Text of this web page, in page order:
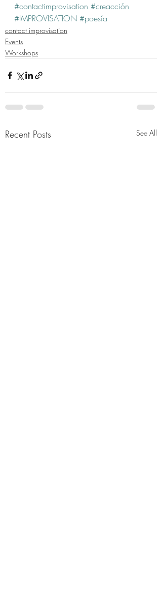
#contactimprovisation #creacción
#IMPROVISATION #poesía
contact improvisation
Events
Workshops
Recent Posts See All